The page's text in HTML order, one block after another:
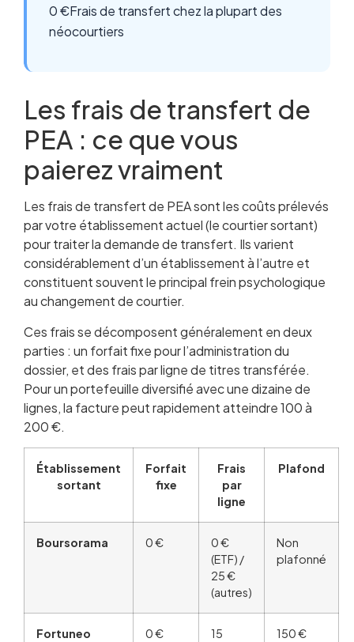
0 €Frais de transfert chez la plupart des
néocourtiers
Les frais de transfert de
PEA : ce que vous
paierez vraiment
Les frais de transfert de PEA sont les coûts prélevés
par votre établissement actuel (le courtier sortant)
pour traiter la demande de transfert. Ils varient
considérablement d’un établissement à l’autre et
constituent souvent le principal frein psychologique
au changement de courtier.
Ces frais se décomposent généralement en deux
parties : un forfait fixe pour l’administration du
dossier, et des frais par ligne de titres transférée.
Pour un portefeuille diversifié avec une dizaine de
lignes, la facture peut rapidement atteindre 100 à
200 €.
Établissement
sortant
Forfait
fixe
Frais
par
ligne
Plafond
Boursorama 0 €
0 €
(ETF) /
25 €
(autres)
Non
plafonné
Fortuneo 0 €
15
150 €